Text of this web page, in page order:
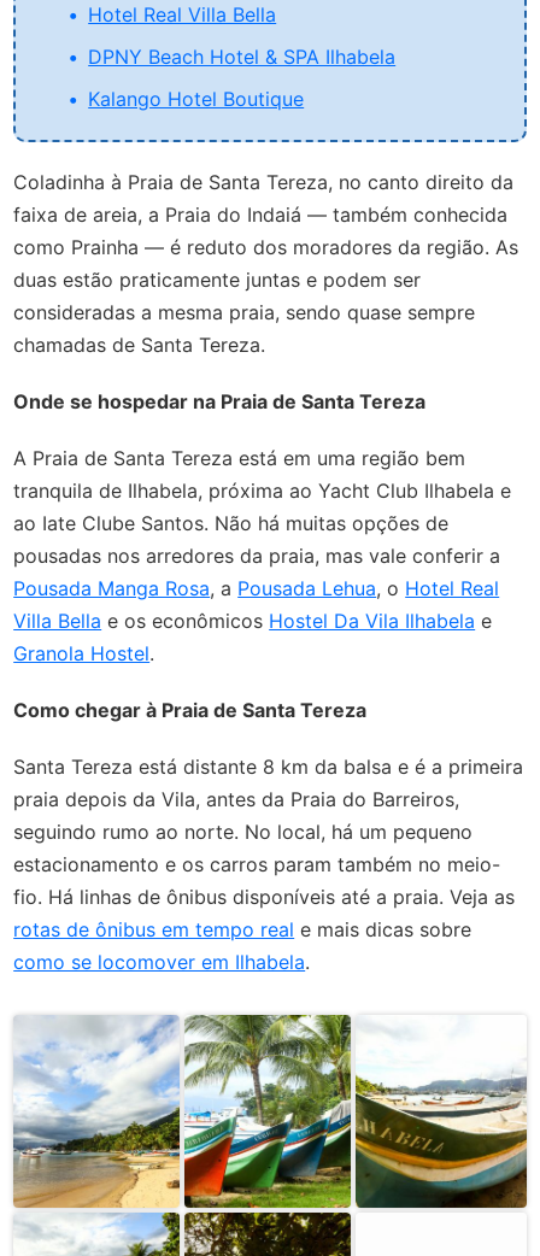
Hotel Real Villa Bella
DPNY Beach Hotel & SPA Ilhabela
Kalango Hotel Boutique
Coladinha à Praia de Santa Tereza, no canto direito da
faixa de areia, a Praia do Indaiá — também conhecida
como Prainha — é reduto dos moradores da região. As
duas estão praticamente juntas e podem ser
consideradas a mesma praia, sendo quase sempre
chamadas de Santa Tereza.
Onde se hospedar na Praia de Santa Tereza
A Praia de Santa Tereza está em uma região bem
tranquila de Ilhabela, próxima ao Yacht Club Ilhabela e
ao Iate Clube Santos. Não há muitas opções de
pousadas nos arredores da praia, mas vale conferir a
Pousada Manga Rosa, a Pousada Lehua, o Hotel Real
Villa Bella e os econômicos Hostel Da Vila Ilhabela e
Granola Hostel.
Como chegar à Praia de Santa Tereza
Santa Tereza está distante 8 km da balsa e é a primeira
praia depois da Vila, antes da Praia do Barreiros,
seguindo rumo ao norte. No local, há um pequeno
estacionamento e os carros param também no meio-
fio. Há linhas de ônibus disponíveis até a praia. Veja as
rotas de ônibus em tempo real e mais dicas sobre
como se locomover em Ilhabela.